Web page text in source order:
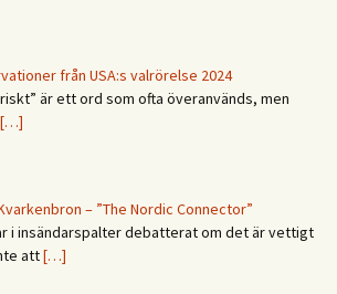
från USA:s valrörelse 2024
är ett ord som ofta överanvänds, men
[…]
– ”The Nordic Connector”
i insändarspalter debatterat om det är vettigt
att[…]